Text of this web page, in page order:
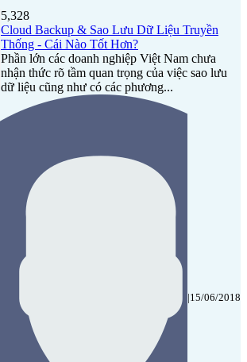
5,328
Cloud Backup & Sao Lưu Dữ Liệu Truyền
Thống - Cái Nào Tốt Hơn?
Phần lớn các doanh nghiệp Việt Nam chưa
nhận thức rõ tầm quan trọng của việc sao lưu
dữ liệu cũng như có các phương...
|15/06/2018